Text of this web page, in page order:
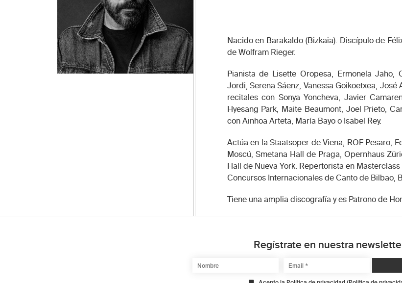
Nacido en Barakaldo (Bizkaia). Discípulo de
de Wolfram Rieger.
Pianista de Lisette Oropesa, Ermonela Jaho,
Jordi, Serena Sáenz, Vanessa Goikoetxea,
recitales con Sonya Yoncheva, Javier
Hyesang Park, Maite Beaumont, Joel Prieto,
con Ainhoa Arteta, María Bayo o Isabel Rey.
Actúa en la Staatsoper de Viena, ROF Pesaro,
Moscú, Smetana Hall de Praga, Opernhaus
Hall de Nueva York. Repertorista en
Concursos Internacionales de Canto de Bilbao,
Tiene una amplia discografía y es Patrono de
Regístrate en nuestra